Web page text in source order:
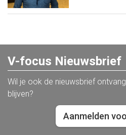
V-focus Nieuwsbrief
Wil je ook de nieuwsbrief
blijven?
Aanmelden